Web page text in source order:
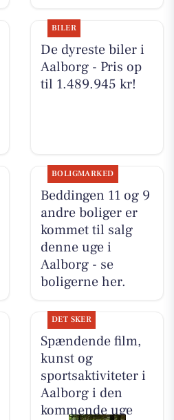
BILER
De dyreste biler i
Aalborg - Pris op
til 1.489.945 kr!
BOLIGMARKED
Beddingen 11 og 9
andre boliger er
kommet til salg
denne uge i
Aalborg - se
boligerne her.
DET SKER
Spændende film,
kunst og
sportsaktiviteter i
Aalborg i den
kommende uge